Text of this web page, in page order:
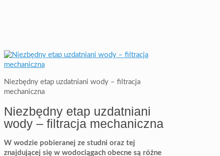
Niezbędny etap uzdatniani wody – filtracja
mechaniczna
Niezbędny etap uzdatniani
wody – filtracja mechaniczna
W wodzie pobieranej ze studni oraz tej
znajdującej się w wodociągach obecne są różne